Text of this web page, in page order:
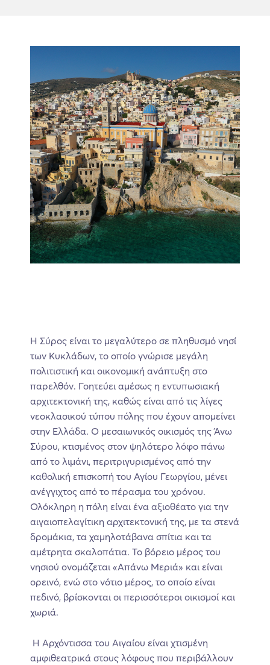
Η Σύρος είναι το μεγαλύτερο σε πληθυσμό νησί
των Κυκλάδων, το οποίο γνώρισε μεγάλη
πολιτιστική και οικονομική ανάπτυξη στο
παρελθόν. Γοητεύει αμέσως η εντυπωσιακή
αρχιτεκτονική της, καθώς είναι από τις λίγες
νεοκλασικού τύπου πόλης που έχουν απομείνει
στην Ελλάδα. Ο μεσαιωνικός οικισμός της Άνω
Σύρου, κτισμένος στον ψηλότερο λόφο πάνω
από το λιμάνι, περιτριγυρισμένος από την
καθολική επισκοπή του Αγίου Γεωργίου, μένει
ανέγγιχτος από το πέρασμα του χρόνου.
Ολόκληρη η πόλη είναι ένα αξιοθέατο για την
αιγαιοπελαγίτικη αρχιτεκτονική της, με τα στενά
δρομάκια, τα χαμηλοτάβανα σπίτια και τα
αμέτρητα σκαλοπάτια. Το βόρειο μέρος του
νησιού ονομάζεται «Απάνω Μεριά» και είναι
ορεινό, ενώ στο νότιο μέρος, το οποίο είναι
πεδινό, βρίσκονται οι περισσότεροι οικισμοί και
χωριά.
Η Αρχόντισσα του Αιγαίου είναι χτισμένη
αμφιθεατρικά στους λόφους που περιβάλλουν